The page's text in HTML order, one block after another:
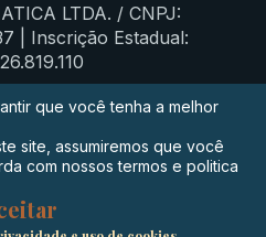
LTDA. / CNPJ:
| Inscrição Estadual:
privacidade
que você tenha a melhor
site, assumiremos que você
com nossos termos e politica